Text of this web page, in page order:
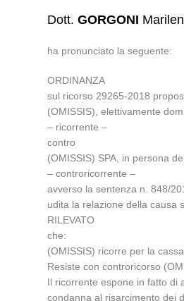
Dott.GORGONI
ha pronunciato la seguente:
ORDINANZA
sul ricorso 29265-2018
(OMISSIS), elettivamente
– ricorrente –
contro
(OMISSIS) SPA, in persona
– controricorrente –
avverso la sentenza n. 848/
udita la relazione della causa
RILEVATO
che:
(OMISSIS) ricorre per la
Resiste con controricorso
Il ricorrente espone in fatto di
condanna al risarcimento dei